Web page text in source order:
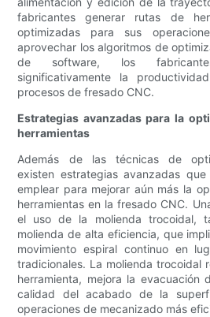
fabricantes generar rutas de
optimizadas para sus
aprovechar los algoritmos de
de software, los
significativamente la
procesos de fresado CNC.
Estrategias avanzadas para la
herramientas
Además de las técnicas de
existen estrategias avanzadas
emplear para mejorar aún más la
herramientas en la fresado CNC.
el uso de la molienda trocoidal,
molienda de alta eficiencia, que
movimiento espiral continuo en
tradicionales. La molienda trocoidal
herramienta, mejora la evacuación
calidad del acabado de la
operaciones de mecanizado más